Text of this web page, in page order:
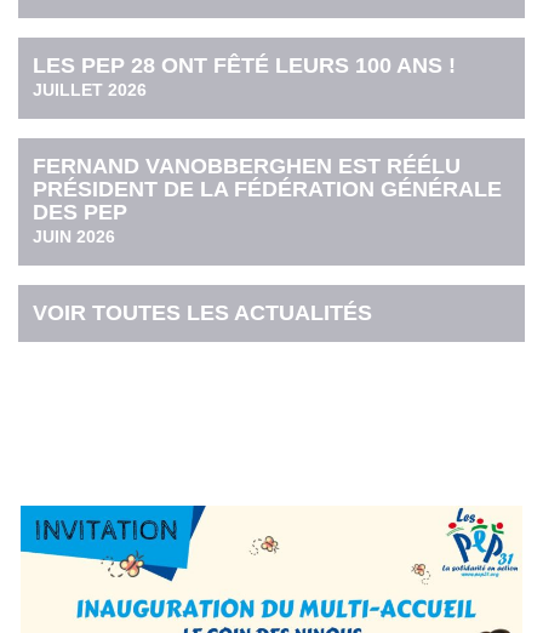
LES PEP 28 ONT FÊTÉ LEURS 100 ANS !
JUILLET 2026
FERNAND VANOBBERGHEN EST RÉÉLU
PRÉSIDENT DE LA FÉDÉRATION GÉNÉRALE
DES PEP
JUIN 2026
VOIR TOUTES LES ACTUALITÉS